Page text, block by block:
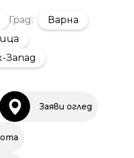
Град:
Варна
Запад
Заяви оглед